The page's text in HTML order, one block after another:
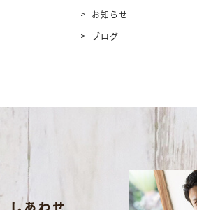
お知らせ
ブログ